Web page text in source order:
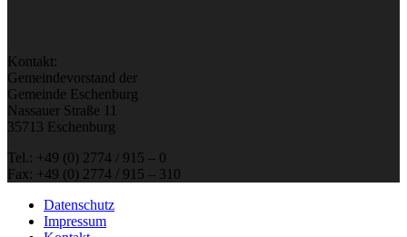
Kontakt:
Gemeindevorstand der
Gemeinde Eschenburg
Nassauer Straße 11
35713 Eschenburg
Tel.: +49 (0) 2774 / 915 – 0
Fax: +49 (0) 2774 / 915 – 310
Datenschutz
Impressum